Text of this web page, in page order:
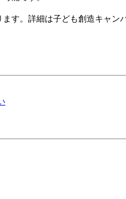
す。詳細は子ども創造キャン